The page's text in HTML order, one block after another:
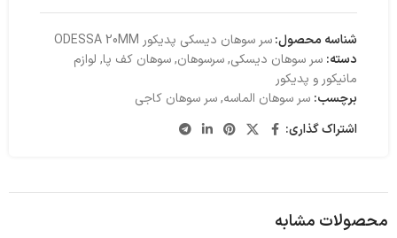
شناسه محصول:سر سوهان دیسکی پدیکور ODESSA 20MM
دسته: سر سوهان دیسکی,سرسوهان,سوهان کف پا, لوازم
مانیکور و پدیکور
برچسب: سر سوهان الماسه,سر سوهان کاجی
اشتراک گذاری:
محصولات مشابه